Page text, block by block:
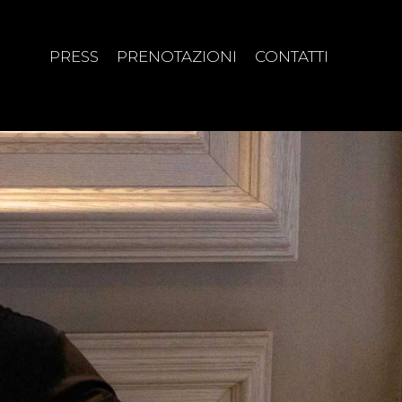
PRESS PRENOTAZIONI CONTATTI